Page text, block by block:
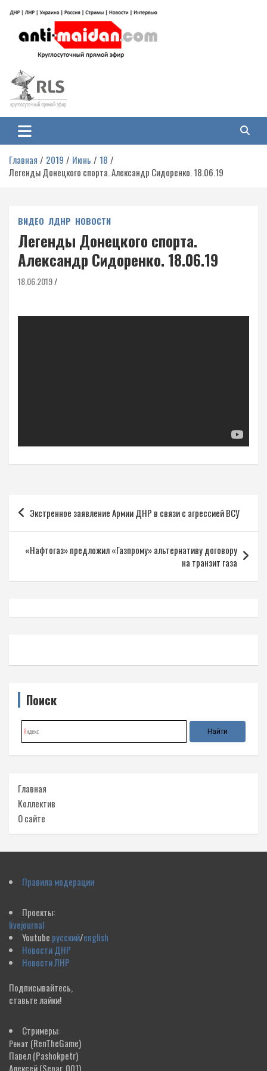
содержимому
Антимайдан: Гражданская война
на Украине
гражданской войне на Украине, включая события в Новороссии, ДНР,
ЛНР и других регионах.
Главная 2019 Июнь
18
Легенды Донецкого спорта. Александр Сидоренко. 18.06.19
ВИДЕО ЛДНР НОВОСТИ
Легенды Донецкого спорта.
Александр Сидоренко. 18.06.19
18.06.2019
Навигация
по
записям
Экстренное заявление Армии ДНР в связи с агрессией ВСУ
«Нафтогаз» предложил «Газпрому» альтернативу договору
на транзит газа
Поиск
Главная
Коллектив
О сайте
Правила модерации
Проекты:
livejournal
Youtube русский/english
Новости ДНР
Новости ЛНР
Подписывайтесь,
ставьте лайки!
Стримеры:
Ренат (RenTheGame)
Павел(Pashokpetr)
Алексей(Separ_001)